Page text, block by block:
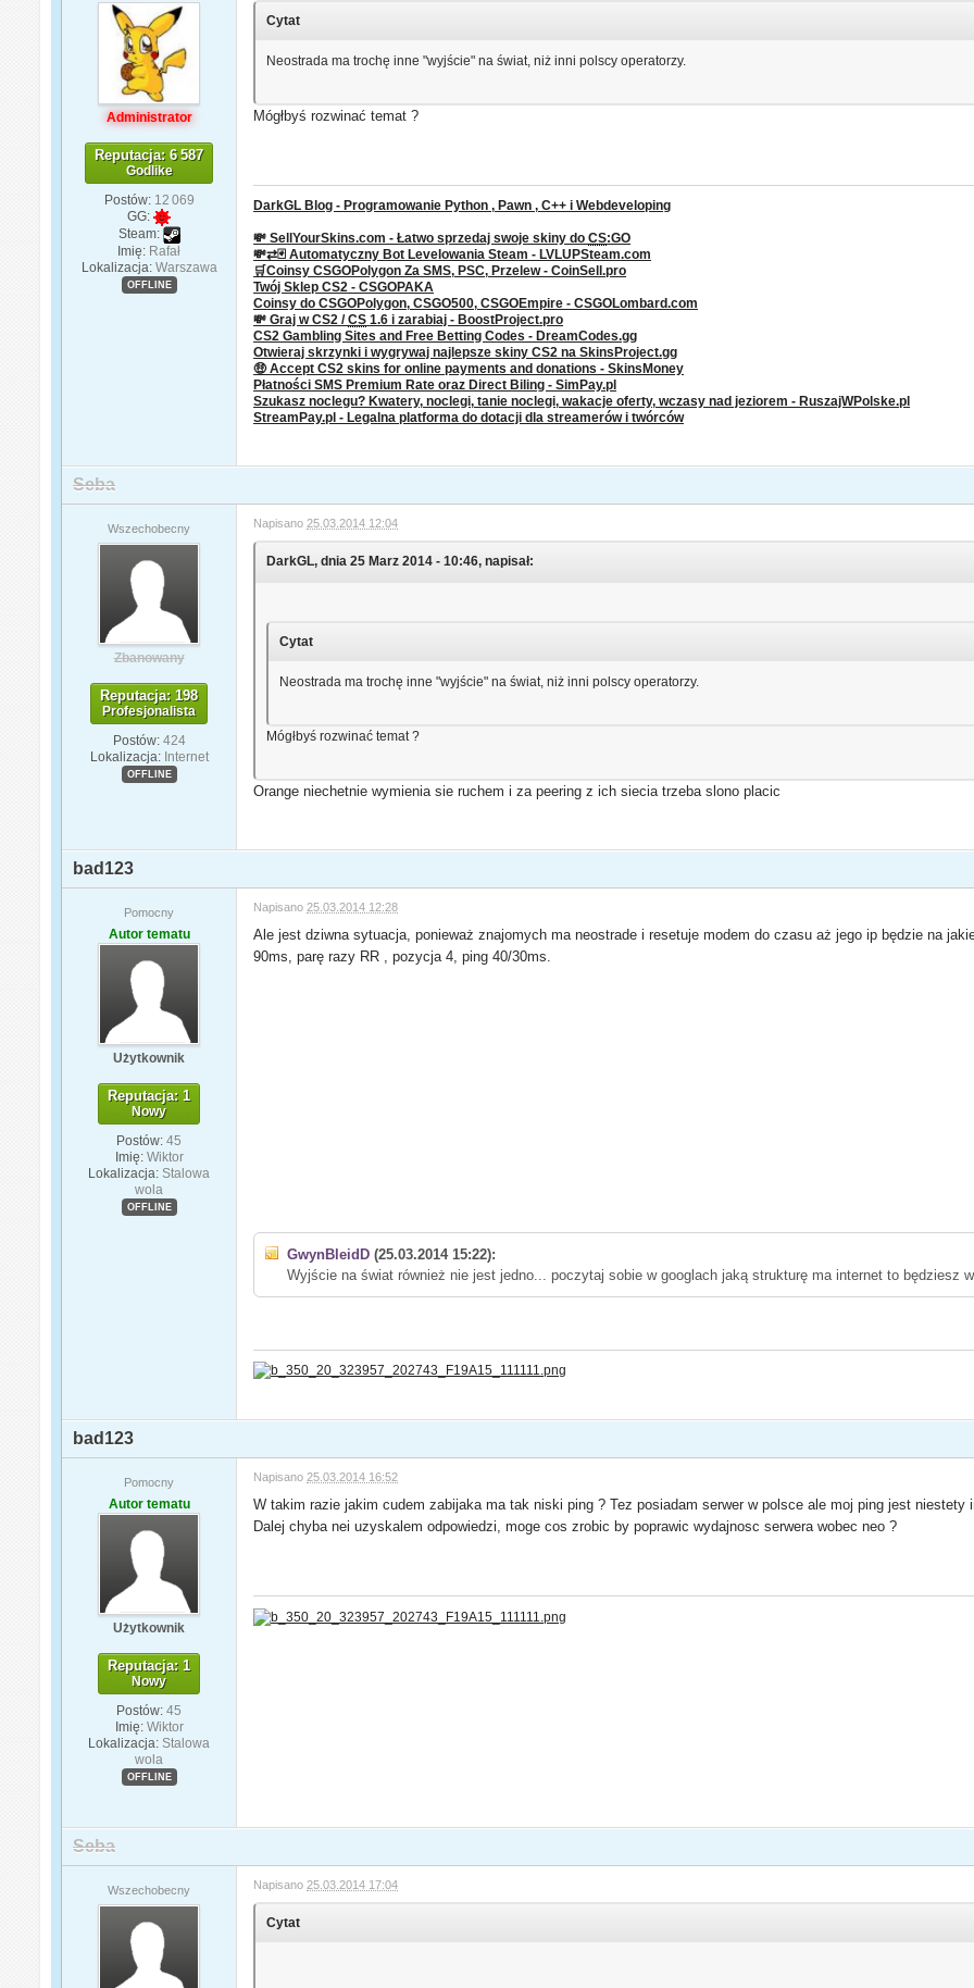
Administrator
Reputacja: 6 587
Godlike
Postów: 12 069
GG:
Steam:
Imię: Rafał
Lokalizacja: Warszawa
OFFLINE
Cytat
Neostrada ma trochę inne "wyjście" na świat, niż inni polscy operatorzy.
Mógłbyś rozwinać temat ?
DarkGL Blog - Programowanie Python , Pawn , C++ i Webdeveloping
💸 SellYourSkins.com - Łatwo sprzedaj swoje skiny doCS:GO
💸⇄🃏 Automatyczny Bot Levelowania Steam - LVLUPSteam.com
🛒Coinsy CSGOPolygon Za SMS, PSC, Przelew - CoinSell.pro
Twój Sklep CS2 - CSGOPAKA
Coinsy do CSGOPolygon, CSGO500, CSGOEmpire - CSGOLombard.com
💸 Graj w CS2 /CS 1.6 i zarabiaj - BoostProject.pro
CS2 Gambling Sites and Free Betting Codes - DreamCodes.gg
Otwieraj skrzynki i wygrywaj najlepsze skiny CS2 na SkinsProject.gg
🤑 Accept CS2 skins for online payments and donations - SkinsMoney
Płatności SMS Premium Rate oraz Direct Biling - SimPay.pl
Szukasz noclegu? Kwatery, noclegi, tanie noclegi, wakacje oferty, wczasy nad jeziorem - RuszajWPolske.pl
StreamPay.pl - Legalna platforma do dotacji dla streamerów i twórców
Seba
Wszechobecny
Zbanowany
Reputacja: 198
Profesjonalista
Postów: 424
Lokalizacja: Internet
OFFLINE
Napisano 25.03.2014 12:04
DarkGL, dnia 25 Marz 2014 - 10:46, napisał:
Cytat
Neostrada ma trochę inne "wyjście" na świat, niż inni polscy operatorzy.
Mógłbyś rozwinać temat ?
Orange niechetnie wymienia sie ruchem i za peering z ich siecia trzeba slono placic
bad123
Pomocny
Autor tematu
Użytkownik
Reputacja: 1
Nowy
Postów: 45
Imię: Wiktor
Lokalizacja: Stalowa
wola
OFFLINE
Napisano 25.03.2014 12:28
Ale jest dziwna sytuacja, ponieważ znajomych ma neostrade i resetuje modem do czasu aż jego ip będzie na
90ms, parę razy RR , pozycja 4, ping 40/30ms.
GwynBleidD (25.03.2014 15:22):
Wyjście na świat również nie jest jedno... poczytaj sobie w googlach jaką strukturę ma internet to będziesz
bad123
Pomocny
Autor tematu
Użytkownik
Reputacja: 1
Nowy
Postów: 45
Imię: Wiktor
Lokalizacja: Stalowa
wola
OFFLINE
Napisano25.03.2014 16:52
W takim razie jakim cudem zabijaka ma tak niski ping ? Tez posiadam serwer w polsce ale moj ping jest
Dalej chyba nei uzyskalem odpowiedzi, moge cos zrobic by poprawic wydajnosc serwera wobec neo ?
Seba
Wszechobecny Napisano25.03.2014 17:04
Cytat